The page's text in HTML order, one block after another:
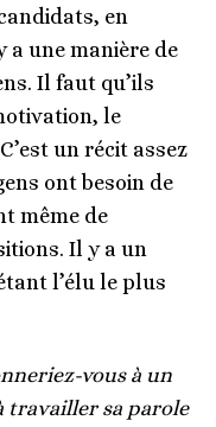
en
une manière de
Il faut qu’ils
le
un récit assez
ont besoin de
même de
Il y a un
l’élu le plus
vous à un
travailler sa parole